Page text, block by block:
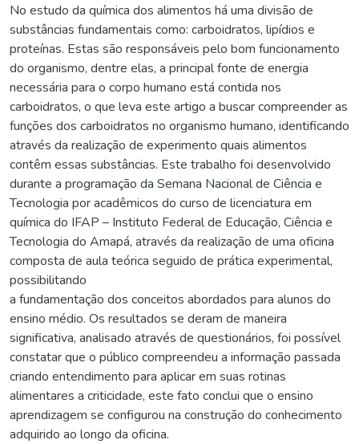
No estudo da química dos alimentos há uma divisão de
substâncias fundamentais como: carboidratos, lipídios e
proteínas. Estas são responsáveis pelo bom funcionamento
do organismo, dentre elas, a principal fonte de energia
necessária para o corpo humano está contida nos
carboidratos, o que leva este artigo a buscar compreender as
funções dos carboidratos no organismo humano, identificando
através da realização de experimento quais alimentos
contêm essas substâncias. Este trabalho foi desenvolvido
durante a programação da Semana Nacional de Ciência e
Tecnologia por acadêmicos do curso de licenciatura em
química do IFAP – Instituto Federal de Educação, Ciência e
Tecnologia do Amapá, através da realização de uma oficina
composta de aula teórica seguido de prática experimental,
possibilitando
a fundamentação dos conceitos abordados para alunos do
ensino médio. Os resultados se deram de maneira
significativa, analisado através de questionários, foi possível
constatar que o público compreendeu a informação passada
criando entendimento para aplicar em suas rotinas
alimentares a criticidade, este fato conclui que o ensino
aprendizagem se configurou na construção do conhecimento
adquirido ao longo da oficina.